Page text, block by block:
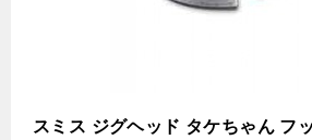
スミス ジグヘッド タケちゃん フ